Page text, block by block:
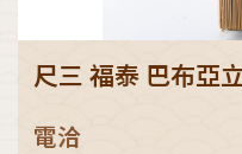
尺三 福泰 巴布亞
電洽